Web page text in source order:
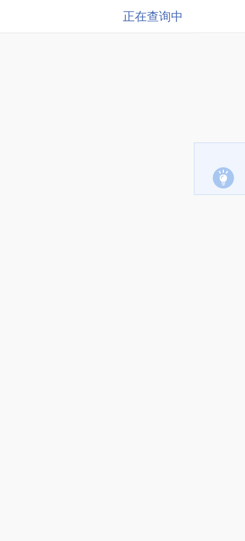
正在查询中